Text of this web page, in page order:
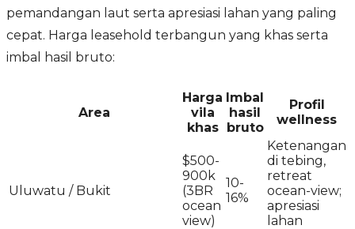
pemandangan laut serta apresiasi lahan yang paling
cepat. Harga leasehold terbangun yang khas serta
imbal hasil bruto:
Area
Harga
vila
khas
Imbal
hasil
bruto
Profil
wellness
Uluwatu / Bukit
$500-
900k
(3BR
ocean
view)
10-
16%
Ketenangan
di tebing,
retreat
ocean-view;
apresiasi
lahan